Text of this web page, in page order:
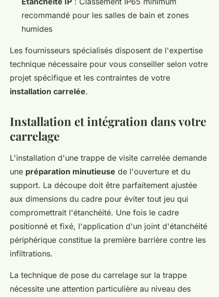
recommandé pour les salles de bain et zones
humides
Les fournisseurs spécialisés disposent de l'expertise
technique nécessaire pour vous conseiller selon votre
projet spécifique et les contraintes de votre
installation carrelée.
Installation et intégration dans votre
carrelage
L'installation d'une trappe de visite carrelée demande
une préparation minutieuse de l'ouverture et du
support. La découpe doit être parfaitement ajustée
aux dimensions du cadre pour éviter tout jeu qui
compromettrait l'étanchéité. Une fois le cadre
positionné et fixé, l'application d'un joint d'étanchéité
périphérique constitue la première barrière contre les
infiltrations.
La technique de pose du carrelage sur la trappe
nécessite une attention particulière au niveau des